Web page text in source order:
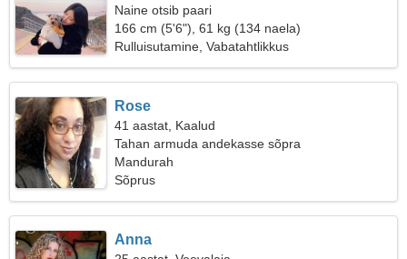
Naine otsib paari
166 cm (5'6"), 61 kg (134 naela)
Rulluisutamine, Vabatahtlikkus
Rose
41 aastat, Kaalud
Tahan armuda andekasse sõpra
Mandurah
Sõprus
Anna